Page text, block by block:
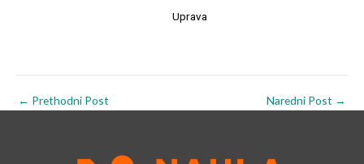
Uprava
← Prethodni Post Naredni Post →